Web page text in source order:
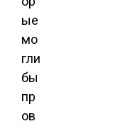
ые
мо
гли
бы
пр
ов